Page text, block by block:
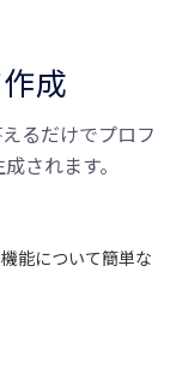
成
るだけでプロフ
されます。
能について簡単な